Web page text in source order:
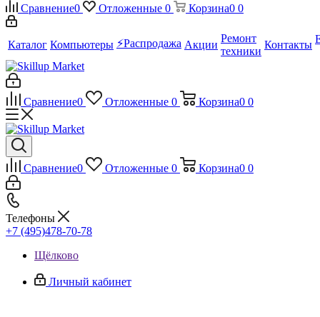
Сравнение0 Отложенные 0 Корзина0 0
Каталог Компьютеры ⚡️Распродажа Акции
Ремонт
техники
Контакты
Сравнение0 Отложенные 0 Корзина0 0
Сравнение0 Отложенные 0 Корзина0 0
Телефоны
+7 (495)478-70-78
Щёлково
Личный кабинет